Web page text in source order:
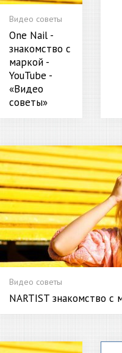
Видео советы
NARTIST знакомство с
Видео советы
One Nail -
знакомство с
маркой -
YouTube -
«Видео
советы»